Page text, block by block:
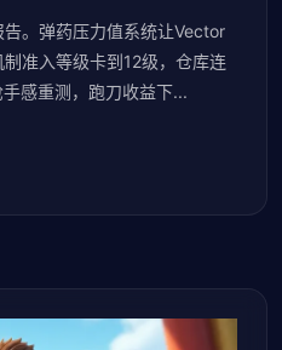
。弹药压力值系统让Vector
准入等级卡到12级，仓库连
感重测，跑刀收益下...